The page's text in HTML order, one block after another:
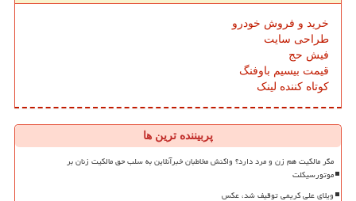
خرید و فروش خودرو
طراحی سایت
فیش حج
قیمت بیسیم باوفنگ
کوتاه کننده لینک
پربیننده ترین ها
مگر مالکیت هم زن و مرد دارد؟ واکنش مخاطبان خبرآنلاین به سلب حق مالکیت زنان بر
موتورسیکلت
ویلای علی کریمی توقیف شد، عکس